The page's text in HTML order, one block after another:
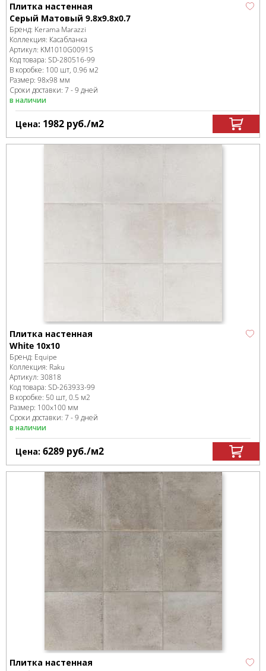
Плитка настенная
Серый Матовый 9.8x9.8x0.7
Бренд: Kerama Marazzi
Коллекция: Касабланка
Артикул: KM1010G0091S
Код товара: SD-280516-99
В коробке: 100 шт, 0.96 м2
Размер: 98x98 мм
Сроки доставки: 7 - 9 дней
в наличии
Цена: 1982 руб./м2
Плитка настенная
White 10x10
Бренд: Equipe
Коллекция: Raku
Артикул: 30818
Код товара: SD-263933-99
В коробке: 50 шт, 0.5 м2
Размер: 100x100 мм
Сроки доставки: 7 - 9 дней
в наличии
Цена: 6289 руб./м2
Плитка настенная